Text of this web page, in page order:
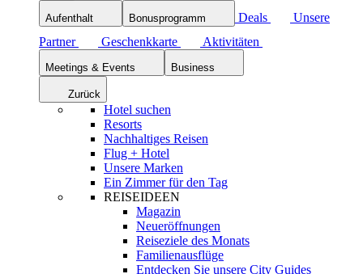
Aufenthalt Bonusprogramm Deals
Unsere
Partner
Geschenkkarte Aktivitäten
Meetings & Events Business
Zurück
Hotel suchen
Resorts
Nachhaltiges Reisen
Flug + Hotel
Unsere Marken
Ein Zimmer für den Tag
REISEIDEEN
Magazin
Neueröffnungen
Reiseziele des Monats
Familienausflüge
Entdecken Sie unsere City Guides